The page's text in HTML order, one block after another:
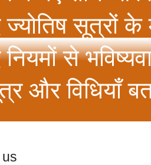
सूत्रों
से
और विधियाँ